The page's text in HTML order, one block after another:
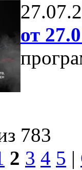
от
783
2 3 4 5 |